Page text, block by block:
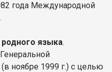
года Международной
языка.
ноябре 1999 г.) с целью